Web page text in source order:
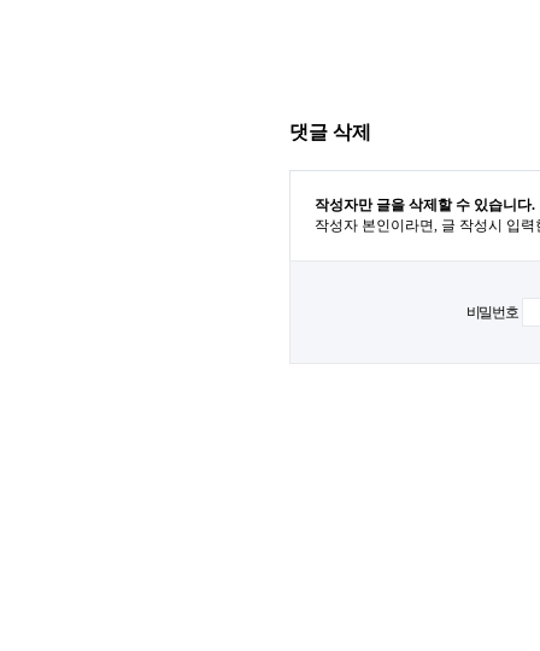
댓글 삭제
작성자만 글을 삭제할 수 있습니다.
작성자 본인이라면, 글 작성시 입
비밀번호